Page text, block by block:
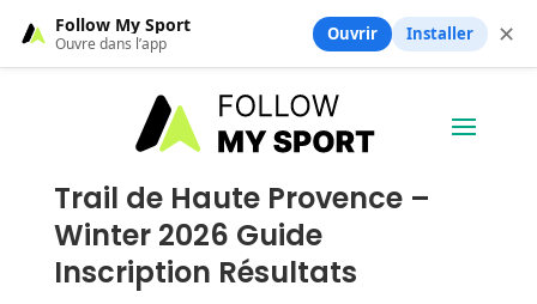
Trail de Haute Provence –
Winter 2026 Guide
Inscription Résultats
Follow My Sport
Ouvre dans l’app Ouvrir Installer ✕